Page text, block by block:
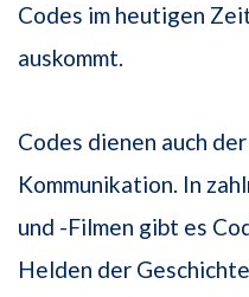
Codes im heutigen
auskommt.
Codes dienen auch
Kommunikation. In
und -Filmen gibt es
Helden der